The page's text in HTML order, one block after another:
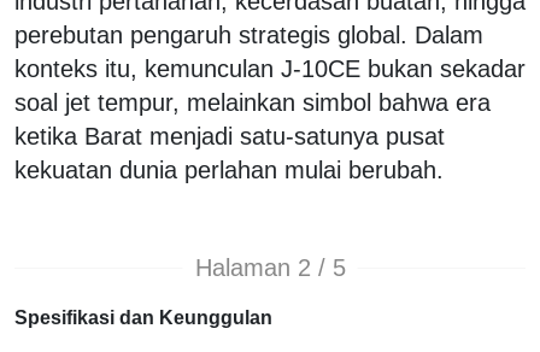
perebutan pengaruh strategis global. Dalam
konteks itu, kemunculan J-10CE bukan sekadar
soal jet tempur, melainkan simbol bahwa era
ketika Barat menjadi satu-satunya pusat
kekuatan dunia perlahan mulai berubah.
Halaman 2 / 5
Spesifikasi dan Keunggulan